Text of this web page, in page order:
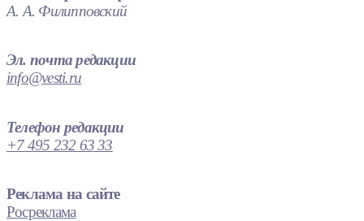
А. А. Филипповский
Эл. почта редакции
info@vesti.ru
Телефон редакции
+7 495 232 63 33
Реклама на сайте
Росреклама